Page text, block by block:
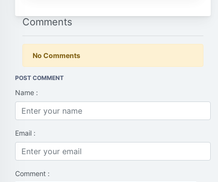
Comments
No Comments
POST COMMENT
Name :
Email :
Comment :